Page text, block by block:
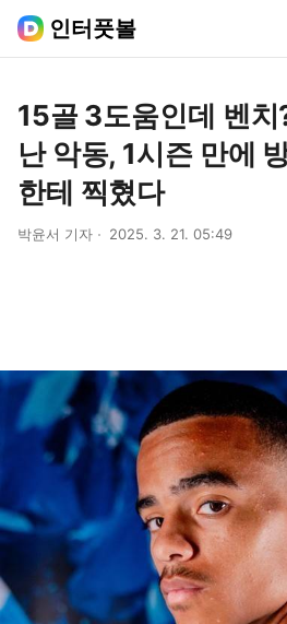
인터풋볼
15골 3도움인데 벤치
난 악동, 1시즌 만에
한테 찍혔다
박윤서 기자 2025. 3. 21. 05:49